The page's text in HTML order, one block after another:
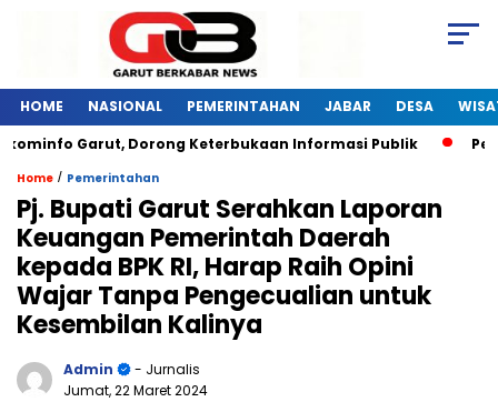
HOME NASIONAL PEMERINTAHAN JABAR DESA
Garut, Dorong Keterbukaan Informasi Publik
Home / Pemerintahan
Pj. Bupati Garut Serahkan Laporan
Keuangan Pemerintah Daerah
kepada BPK RI, Harap Raih Opini
Wajar Tanpa Pengecualian untuk
Kesembilan Kalinya
Admin
- Jurnalis
Jumat, 22 Maret 2024